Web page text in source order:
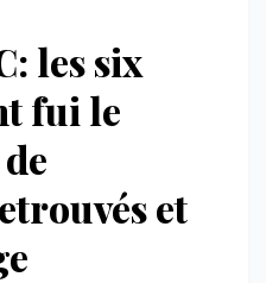
les six
fui le
et